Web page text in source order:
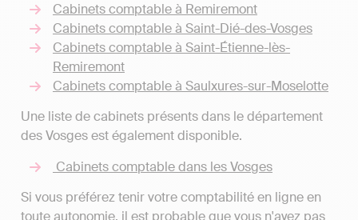
Cabinets comptable à Remiremont
Cabinets comptable à Saint-Dié-des-Vosges
Cabinets comptable à Saint-Étienne-lès-
Remiremont
Cabinets comptable à Saulxures-sur-Moselotte
Une liste de cabinets présents dans le département
des Vosges est également disponible.
Cabinets comptable dans les Vosges
Si vous préférez tenir votre comptabilité en ligne en
toute autonomie, il est probable que vous n'ayez pas